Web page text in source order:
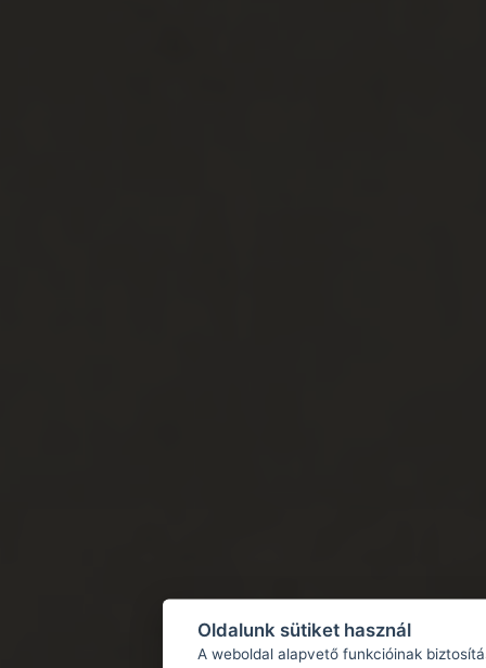
Oldalunk sütiket használ
A weboldal alapvető funkcióinak